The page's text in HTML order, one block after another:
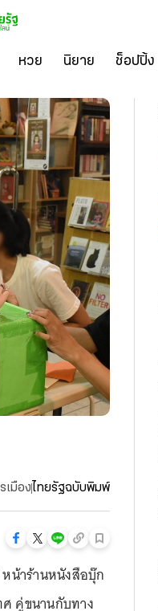
หวย นิยาย ช็อปปิ้ง
เมืองไทยรัฐฉบับพิมพ์
น้าร้านหนังสือบุ๊ก
คู่ขนานกับทาง